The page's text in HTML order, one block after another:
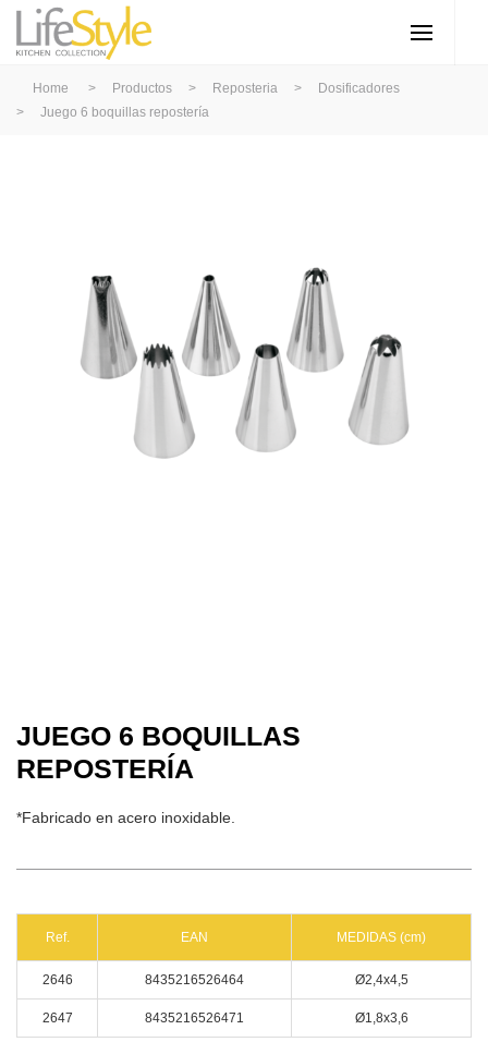
Home > Productos > Reposteria >
Dosificadores
>
Juego 6 boquillas repostería
JUEGO 6 BOQUILLAS
REPOSTERÍA
*Fabricado en acero inoxidable.
Ref. EAN MEDIDAS (cm)
2646 8435216526464 Ø2,4x4,5
2647 8435216526471 Ø1,8x3,6